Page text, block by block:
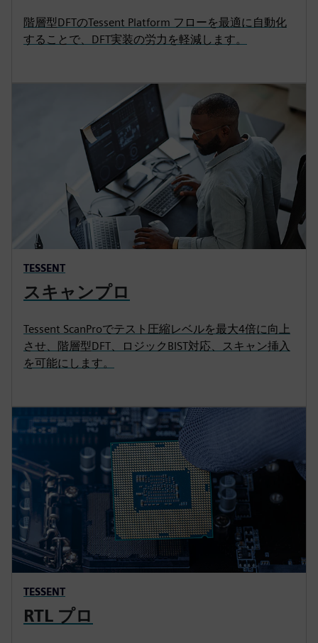
階層型DFTのTessent Platform フローを最適に自動化
することで、DFT実装の労力を軽減します。
TESSENT
スキャンプロ
Tessent ScanProでテスト圧縮レベルを最大4倍に向上
させ、階層型DFT、ロジックBIST対応、スキャン挿入
を可能にします。
TESSENT
RTL プロ